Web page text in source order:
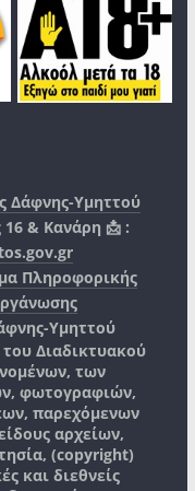
Δάφνης-Υμηττού
& Κανάρη 📩 :
Πληροφορικής
Υμηττού
Διαδικτυακού
των
φωτογραφιών,
παρεχόμενων
αρχείων,
(copyright)
και διεθνείς